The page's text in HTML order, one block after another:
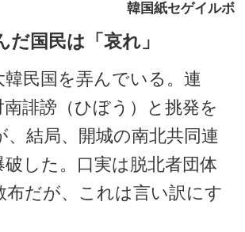
韓国紙セゲイルボ
だ国民は「哀れ」
民国を弄んでいる。連
南誹謗（ひぼう）と挑発を
、結局、開城の南北共同連
した。口実は脱北者団体
布だが、これは言い訳にす